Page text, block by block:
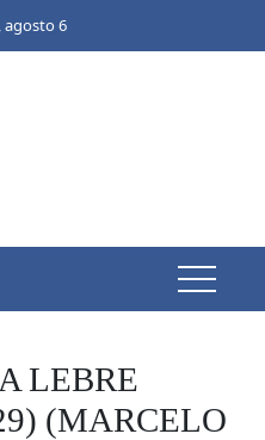
agosto 6
LEBRE
(MARCELO